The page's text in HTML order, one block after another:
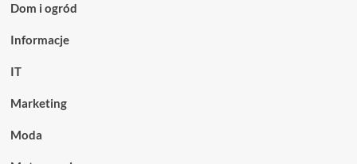
Dom i ogród
Informacje
IT
Marketing
Moda